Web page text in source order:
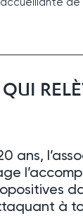
de
ans,
à